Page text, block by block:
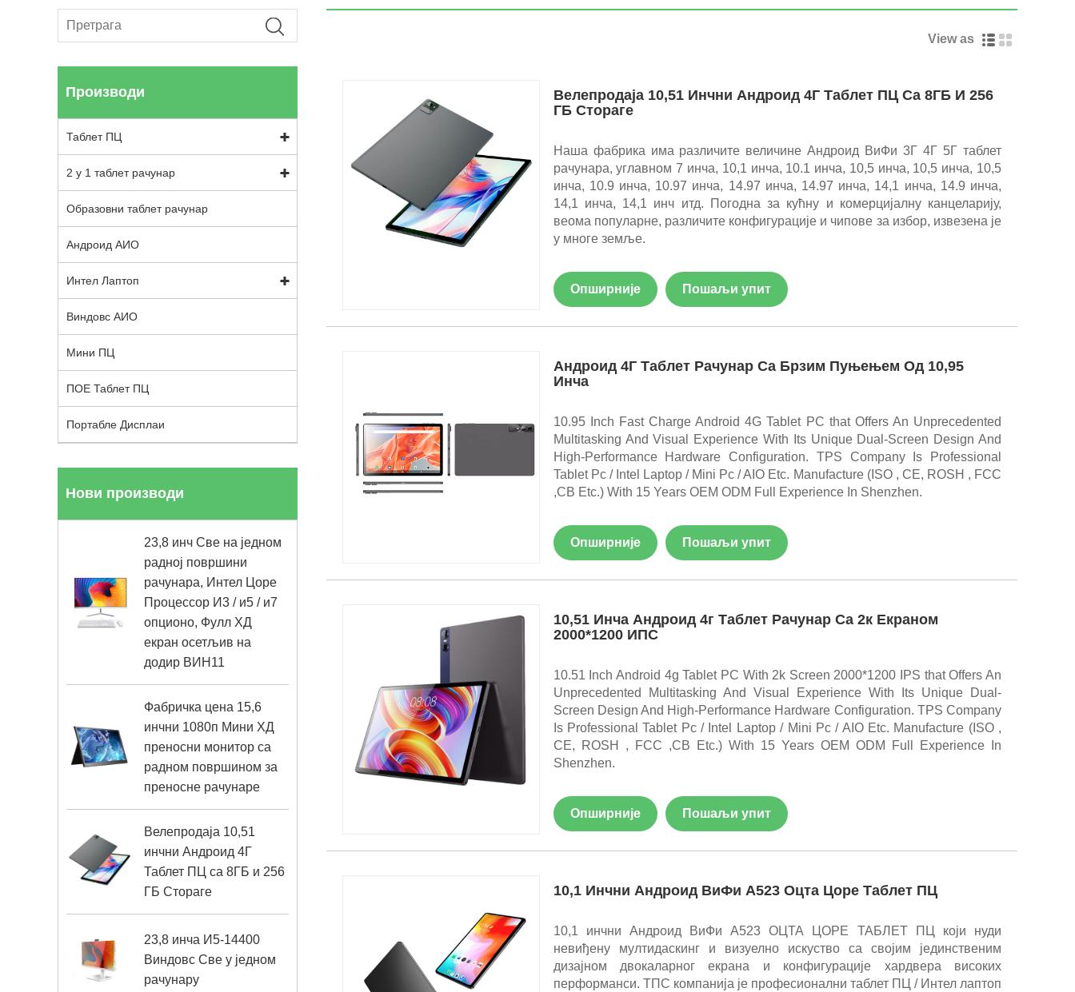
Производи
Таблет ПЦ
2 у 1 таблет рачунар
Образовни таблет рачунар
Андроид АИО
Интел Лаптоп
Виндовс АИО
Мини ПЦ
ПОЕ Таблет ПЦ
Портабле Дисплаи
Нови производи
23,8 инч Све на једном
радној површини
рачунара, Интел Цоре
Процессор И3 / и5 / и7
опционо, Фулл ХД
екран осетљив на
додир ВИН11
Фабричка цена 15,6
инчни 1080п Мини ХД
преносни монитор са
радном површином за
преносне рачунаре
Велепродаја 10,51
инчни Андроид 4Г
Таблет ПЦ са 8ГБ и 256
ГБ Стораге
23,8 инча И5-14400
Виндовс Све у једном
рачунару
View as
Велепродаја 10,51 Инчни Андроид 4Г Таблет ПЦ Са 8ГБ И 256
ГБ Стораге
Наша фабрика има различите величине Андроид ВиФи 3Г 4Г 5Г таблет
рачунара, углавном 7 инча, 10,1 инча, 10.1 инча, 10,5 инча, 10,5 инча, 10,5
инча, 10.9 инча, 10.97 инча, 14.97 инча, 14.97 инча, 14,1 инча, 14.9 инча,
14,1 инча, 14,1 инч итд. Погодна за кућну и комерцијалну канцеларију,
веома популарне, различите конфигурације и чипове за избор, извезена је
у многе земље.
Опширније Пошаљи упит
Андроид 4Г Таблет Рачунар Са Брзим Пуњењем Од 10,95
Инча
10.95 Inch Fast Charge Android 4G Tablet PC that Offers An Unprecedented
Multitasking And Visual Experience With Its Unique Dual-Screen Design And
High-Performance Hardware Configuration. TPS Company Is Professional
Tablet Pc / Intel Laptop / Mini Pc / AIO Etc. Manufacture (ISO , CE, ROSH , FCC
,CB Etc.) With 15 Years OEM ODM Full Experience In Shenzhen.
Опширније Пошаљи упит
10,51 Инча Андроид 4г Таблет Рачунар Са 2к Екраном
2000*1200 ИПС
10.51 Inch Android 4g Tablet PC With 2k Screen 2000*1200 IPS that Offers An
Unprecedented Multitasking And Visual Experience With Its Unique Dual-
Screen Design And High-Performance Hardware Configuration. TPS Company
Is Professional Tablet Pc / Intel Laptop / Mini Pc / AIO Etc. Manufacture (ISO ,
CE, ROSH , FCC ,CB Etc.) With 15 Years OEM ODM Full Experience In
Shenzhen.
Опширније Пошаљи упит
10,1 Инчни Андроид ВиФи А523 Оцта Цоре Таблет ПЦ
10,1 инчни Андроид ВиФи А523 ОЦТА ЦОРЕ ТАБЛЕТ ПЦ који нуди
невиђену мултидаскинг и визуелно искуство са својим јединственим
дизајном двокаларног екрана и конфигурације хардвера високих
перформанси. ТПС компанија је професионални таблет ПЦ / Интел лаптоп